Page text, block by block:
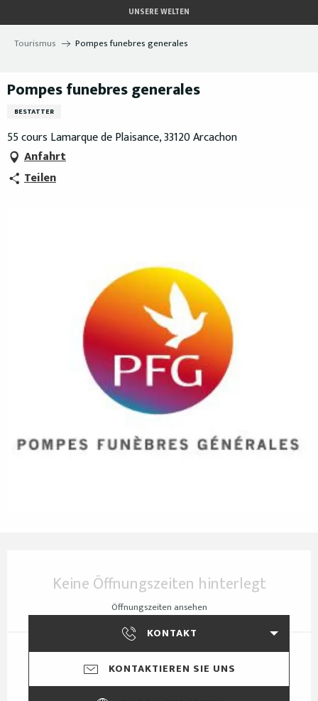
au
contenu
UNSERE WELTEN
Tourismus Pompes funebres generales
Pompes funebres generales
BESTATTER
55 cours Lamarque de Plaisance, 33120 Arcachon
Anfahrt
Teilen
Keine Öffnungszeiten hinterlegt
Öffnungszeiten ansehen
KONTAKT
KONTAKTIEREN SIE UNS